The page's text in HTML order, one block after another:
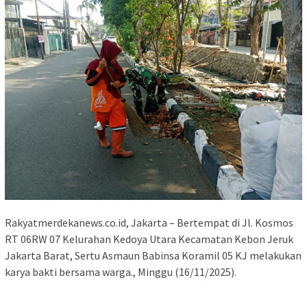
Rakyatmerdekanews.co.id, Jakarta – Bertempat di Jl. Kosmos
RT 06RW 07 Kelurahan Kedoya Utara Kecamatan Kebon Jeruk
Jakarta Barat, Sertu Asmaun Babinsa Koramil 05 KJ melakukan
karya bakti bersama warga., Minggu (16/11/2025).